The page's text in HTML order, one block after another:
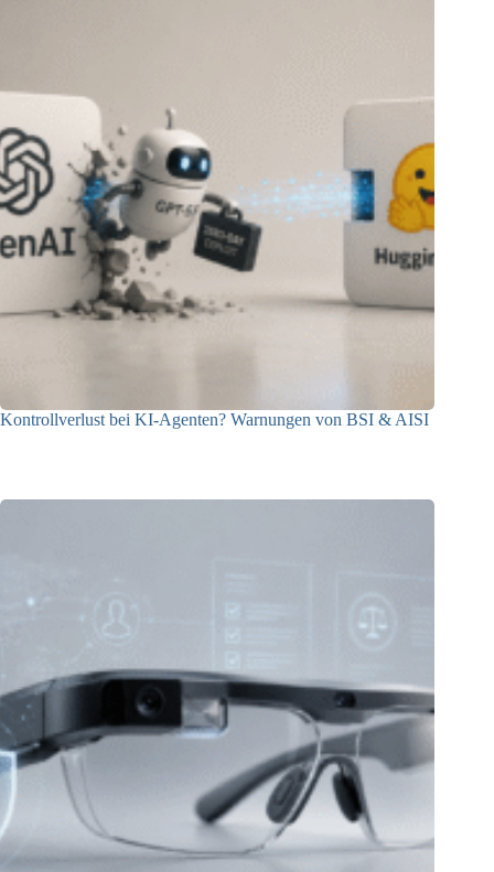
Kontrollverlust bei KI-Agenten? Warnungen von BSI & AISI